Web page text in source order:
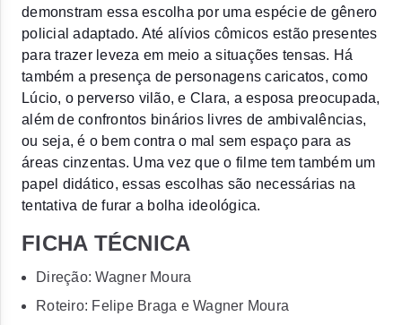
demonstram essa escolha por uma espécie de gênero
policial adaptado. Até alívios cômicos estão presentes
para trazer leveza em meio a situações tensas. Há
também a presença de personagens caricatos, como
Lúcio, o perverso vilão, e Clara, a esposa preocupada,
além de confrontos binários livres de ambivalências,
ou seja, é o bem contra o mal sem espaço para as
áreas cinzentas. Uma vez que o filme tem também um
papel didático, essas escolhas são necessárias na
tentativa de furar a bolha ideológica.
FICHA TÉCNICA
Direção: Wagner Moura
Roteiro: Felipe Braga e Wagner Moura